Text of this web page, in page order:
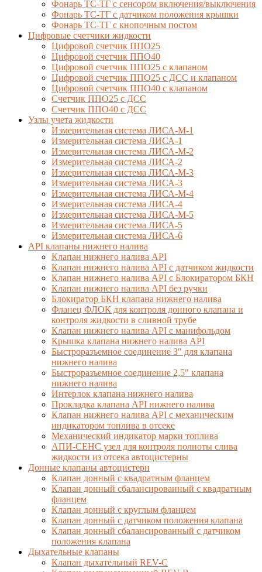
Фонарь ТС-ТГ с сенсором включения/выключения
Фонарь ТС-ТГ с датчиком положения крышки
Фонарь ТС-ТГ с кнопочным постом
Цифровые счетчики жидкости
Цифровой счетчик ППО25
Цифровой счетчик ППО40
Цифровой счетчик ППО25 с клапаном
Цифровой счетчик ППО25 с ДСС и клапаном
Цифровой счетчик ППО40 с клапаном
Счетчик ППО25 с ДСС
Счетчик ППО40 с ДСС
Узлы учета жидкости
Измерительная система ЛИСА-М-1
Измерительная система ЛИСА-1
Измерительная система ЛИСА-М-2
Измерительная система ЛИСА-2
Измерительная система ЛИСА-М-3
Измерительная система ЛИСА-3
Измерительная система ЛИСА-М-4
Измерительная система ЛИСА-4
Измерительная система ЛИСА-М-5
Измерительная система ЛИСА-5
Измерительная система ЛИСА-6
API клапаны нижнего налива
Клапан нижнего налива API
Клапан нижнего налива API с датчиком жидкости
Клапан нижнего налива API с Блокиратором БКН
Клапан нижнего налива API без ручки
Блокиратор БКН клапана нижнего налива
Фланец ФЛОК для контроля донного клапана и
контроля жидкости в сливной трубе
Клапан нижнего налива API с манифольдом
Крышка клапана нижнего налива API
Быстроразъемное соединение 3" для клапана
нижнего налива
Быстроразъемное соединение 2,5" клапана
нижнего налива
Интерлок клапана нижнего налива
Прокладка клапана API нижнего налива
Клапан нижнего налива API с механическим
индикатором топлива в отсеке
Механический индикатор марки топлива
АПИ-СЕНС узел для контроля полноты слива
жидкости из отсека автоцистерны
Донные клапаны автоцистерн
Клапан донный с квадратным фланцем
Клапан донный сбалансированный с квадратным
фланцем
Клапан донный с круглым фланцем
Клапан донный с датчиком положения клапана
Клапан донный сбалансированный с датчиком
положения клапана
Дыхательные клапаны
Клапан дыхательный REV-C